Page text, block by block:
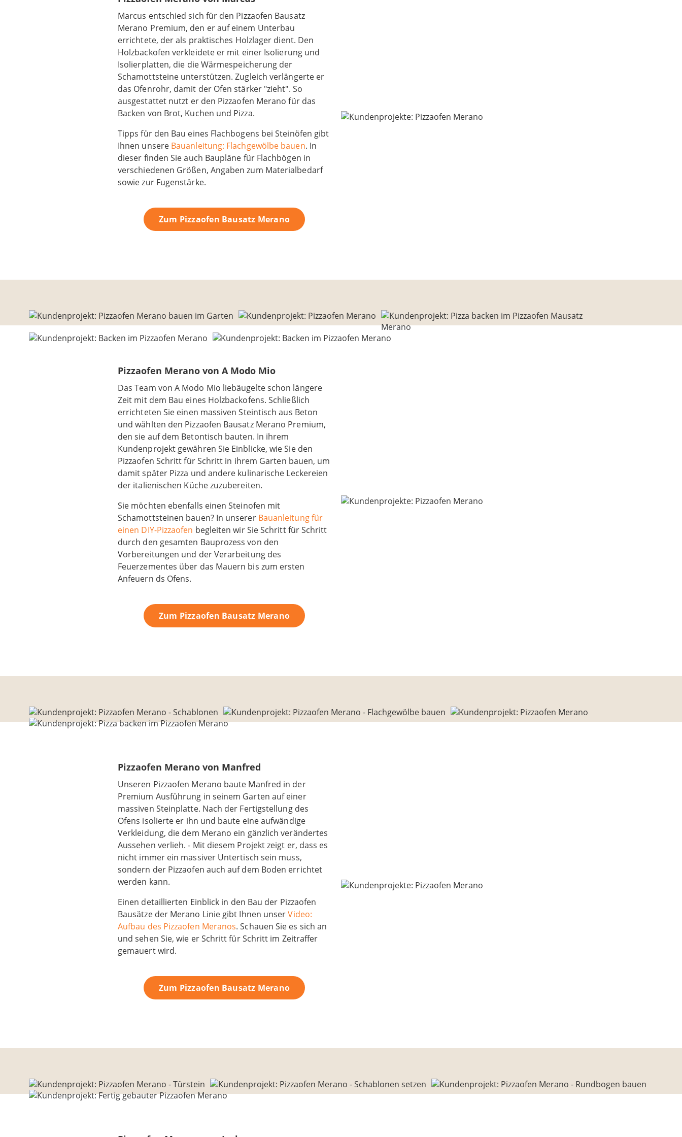
Marcus entschied sich für den Pizzaofen Bausatz
Merano Premium, den er auf einem Unterbau
errichtete, der als praktisches Holzlager dient. Den
Holzbackofen verkleidete er mit einer Isolierung und
Isolierplatten, die die Wärmespeicherung der
Schamottsteine unterstützen. Zugleich verlängerte er
das Ofenrohr, damit der Ofen stärker "zieht". So
ausgestattet nutzt er den Pizzaofen Merano für das
Backen von Brot, Kuchen und Pizza.
Tipps für den Bau eines Flachbogens bei Steinöfen gibt
Ihnen unsere Bauanleitung: Flachgewölbe bauen. In
dieser finden Sie auch Baupläne für Flachbögen in
verschiedenen Größen, Angaben zum Materialbedarf
sowie zur Fugenstärke.
Zum Pizzaofen Bausatz Merano
Pizzaofen Merano von A Modo Mio
Das Team von A Modo Mio liebäugelte schon längere
Zeit mit dem Bau eines Holzbackofens. Schließlich
errichteten Sie einen massiven Steintisch aus Beton
und wählten den Pizzaofen Bausatz Merano Premium,
den sie auf dem Betontisch bauten. In ihrem
Kundenprojekt gewähren Sie Einblicke, wie Sie den
Pizzaofen Schritt für Schritt in ihrem Garten bauen, um
damit später Pizza und andere kulinarische Leckereien
der italienischen Küche zuzubereiten.
Sie möchten ebenfalls einen Steinofen mit
Schamottsteinen bauen? In unserer Bauanleitung für
einen DIY-Pizzaofen begleiten wir Sie Schritt für Schritt
durch den gesamten Bauprozess von den
Vorbereitungen und der Verarbeitung des
Feuerzementes über das Mauern bis zum ersten
Anfeuern ds Ofens.
Zum Pizzaofen Bausatz Merano
Pizzaofen Merano von Manfred
Unseren Pizzaofen Merano baute Manfred in der
Premium Ausführung in seinem Garten auf einer
massiven Steinplatte. Nach der Fertigstellung des
Ofens isolierte er ihn und baute eine aufwändige
Verkleidung, die dem Merano ein gänzlich verändertes
Aussehen verlieh. - Mit diesem Projekt zeigt er, dass es
nicht immer ein massiver Untertisch sein muss,
sondern der Pizzaofen auch auf dem Boden errichtet
werden kann.
Einen detaillierten Einblick in den Bau der Pizzaofen
Bausätze der Merano Linie gibt Ihnen unserVideo:
Aufbau des Pizzaofen Meranos. Schauen Sie es sich an
und sehen Sie, wie er Schritt für Schritt im Zeitraffer
gemauert wird.
Zum Pizzaofen Bausatz Merano